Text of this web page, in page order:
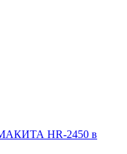
МАКИТА HR-2450 в